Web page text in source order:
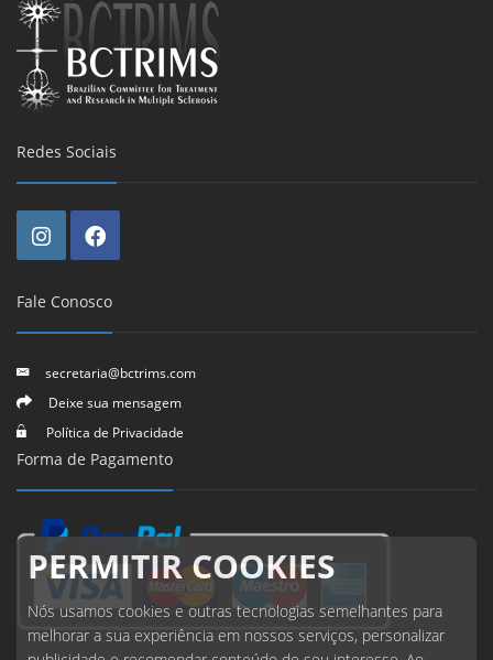
Redes Sociais
Fale Conosco
secretaria@bctrims.com
Deixe sua mensagem
Política de Privacidade
Forma de Pagamento
PERMITIR COOKIES
Nós usamos cookies e outras tecnologias semelhantes para
melhorar a sua experiência em nossos serviços, personalizar